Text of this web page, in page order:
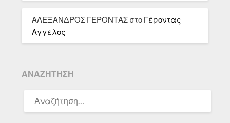
ΑΛΕΞΑΝΔΡΟΣ ΓΕΡΟΝΤΑΣ στο Γέροντας
Αγγελος
ΑΝΑΖΉΤΗΣΗ
ΓΙΑ: